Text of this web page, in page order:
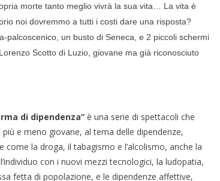
morte tanto meglio vivrà la sua vita… La vita è
noi dovremmo a tutti i costi dare una risposta?
palcoscenico, un busto di Seneca, e 2 piccoli schermi
Scotto di Luzio, giovane ma già riconosciuto
di dipendenza” è una serie di spettacoli che
e meno giovane, al tema delle dipendenze,
la droga, il tabagismo e l’alcolismo, anche la
con i nuovi mezzi tecnologici, la ludopatia,
fetta di popolazione, e le dipendenze affettive,